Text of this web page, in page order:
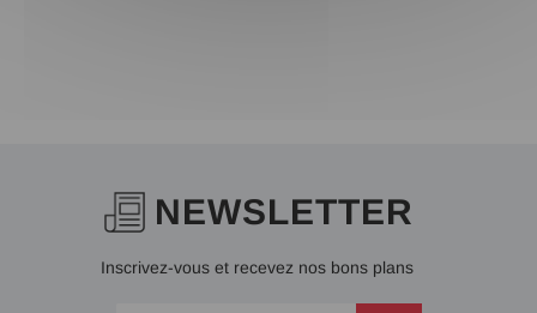
NEWSLETTER
Inscrivez-vous et recevez nos bons plans